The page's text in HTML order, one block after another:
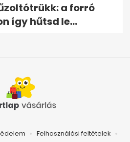
a forró
így hűtsd le...
Felhasználási feltételek